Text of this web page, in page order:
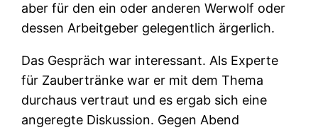
aber für den ein oder anderen Werwolf oder
dessen Arbeitgeber gelegentlich ärgerlich.
Das Gespräch war interessant. Als Experte
für Zaubertränke war er mit dem Thema
durchaus vertraut und es ergab sich eine
angeregte Diskussion. Gegen Abend